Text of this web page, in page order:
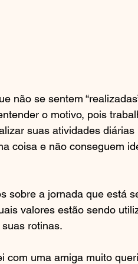
não se sentem
o motivo, pois
suas atividades
coisa e não conseguem
sobre a jornada que está
valores estão sendo
rotinas.
com uma amiga muito